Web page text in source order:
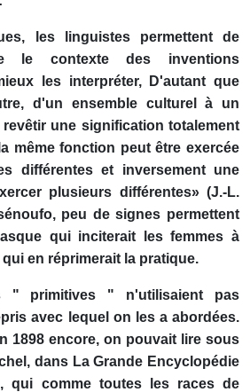
les linguistes permettent de
le contexte des inventions
les interpréter, D'autant que
d'un ensemble culturel à un
une signification totalement
même fonction peut être exercée
différentes et inversement une
plusieurs différentes» (J.-L.
peu de signes permettent
qui inciterait les femmes à
en réprimerait la pratique.
" primitives " n'utilisaient pas
avec lequel on les a abordées.
1898 encore, on pouvait lire sous
dans La Grande Encyclopédie
qui comme toutes les races de